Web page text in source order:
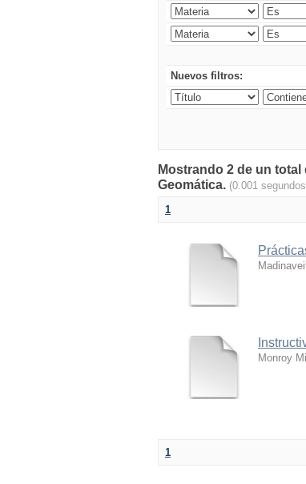
Nuevos filtros:
Mostrando 2 de un
Geomática. (0.001
1
Monroy
1